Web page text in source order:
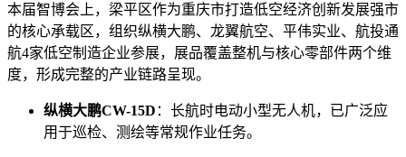
本届智博会上，梁平区作为重庆市打造低空经济创新发展强市
的核心承载区，组织纵横大鹏、龙翼航空、平伟实业、航投通
航4家低空制造企业参展，展品覆盖整机与核心零部件两个维
度，形成完整的产业链路呈现。
纵横大鹏CW-15D ：长航时电动小型无人机，已广泛应
用于巡检、测绘等常规作业任务。